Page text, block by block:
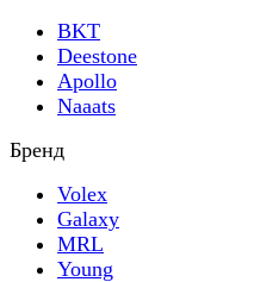
BKT
Deestone
Apollo
Naaats
Бренд
Volex
Galaxy
MRL
Young